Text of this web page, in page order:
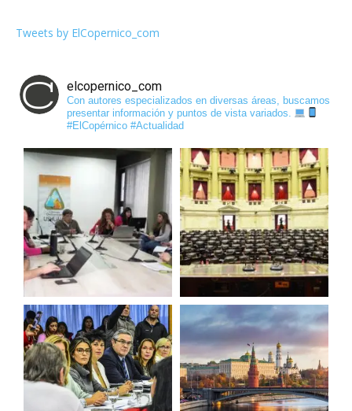
Tweets by ElCopernico_com
elcopernico_com
Con autores especializados en diversas áreas, buscamos
presentar información y puntos de vista variados.
#ElCopérnico #Actualidad